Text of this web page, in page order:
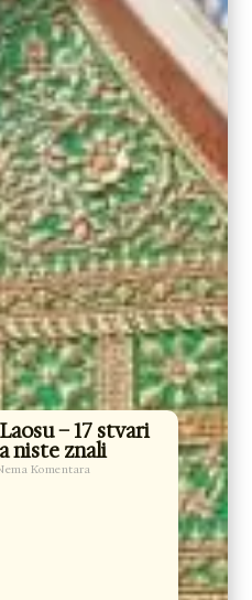
– 17 stvari
niste znali
Komentara